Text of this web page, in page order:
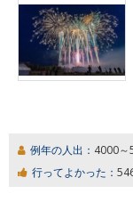
例年の人出： 4000～
行ってよかった：